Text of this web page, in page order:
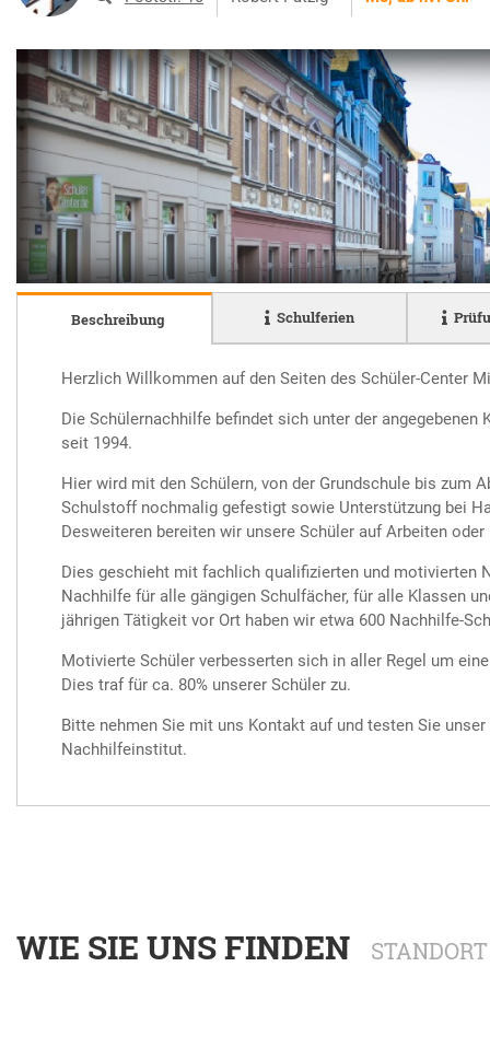
Beschreibung Schulferien
Herzlich Willkommen auf den Seiten des Schüler-Center
Die Schülernachhilfe befindet sich unter der
seit 1994.
Hier wird mit den Schülern, von der Grundschule bis zum
Schulstoff nochmalig gefestigt sowie Unterstützung bei
Desweiteren bereiten wir unsere Schüler auf Arbeiten oder
Dies geschieht mit fachlich qualifizierten und motivierten
Nachhilfe für alle gängigen Schulfächer, für alle Klassen
jährigen Tätigkeit vor Ort haben wir etwa 600 Nachhilfe-
Motivierte Schüler verbesserten sich in aller Regel um
Dies traf für ca. 80% unserer Schüler zu.
Bitte nehmen Sie mit uns Kontakt auf und testen Sie
Nachhilfeinstitut.
WIE SIE UNS FINDEN